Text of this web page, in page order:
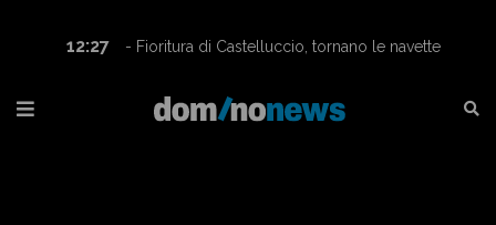
12:27
- Fioritura di Castelluccio, tornano le navette